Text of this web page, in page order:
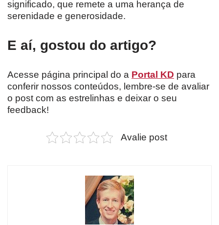
significado, que remete a uma herança de
serenidade e generosidade.
E aí, gostou do artigo?
Acesse página principal do a Portal KD para
conferir nossos conteúdos, lembre-se de avaliar
o post com as estrelinhas e deixar o seu
feedback!
Avalie post